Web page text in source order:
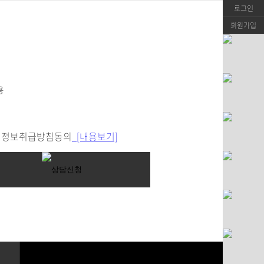
로그인
회원가입
보취급방침동의 [내용보기]